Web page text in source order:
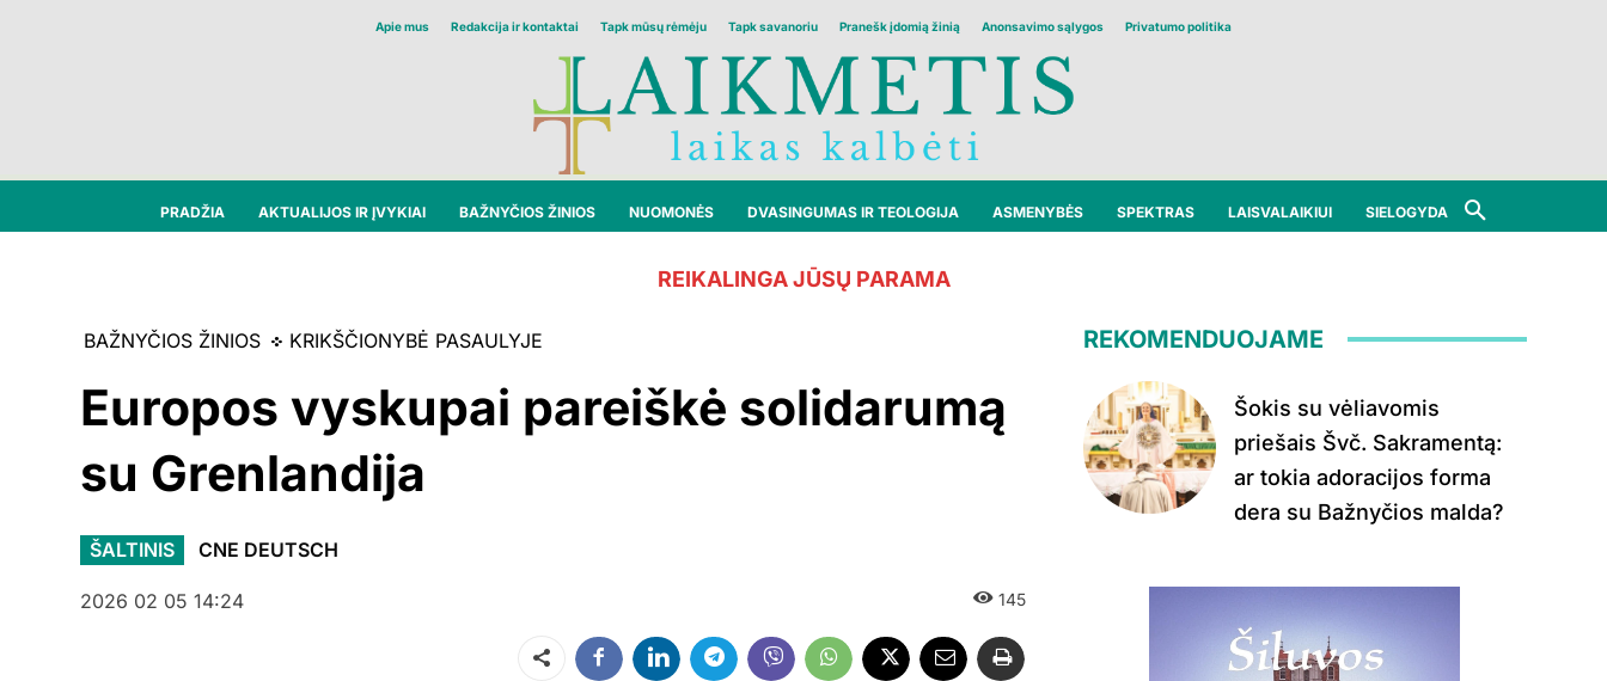
Apie mus Redakcija ir kontaktai Tapk mūsų rėmėju Tapk savanoriu Pranešk įdomią žinią Anonsavimo sąlygos Privatumo politika
PRADŽIA AKTUALIJOS IR ĮVYKIAI BAŽNYČIOS ŽINIOS NUOMONĖS DVASINGUMAS IR TEOLOGIJA ASMENYBĖS SPEKTRAS LAISVALAIKIUI SIELOGYDA
REIKALINGA JŪSŲ PARAMA
BAŽNYČIOS ŽINIOS KRIKŠČIONYBĖ PASAULYJE
Europos vyskupai pareiškė solidarumą
su Grenlandija
ŠALTINIS CNE DEUTSCH
2026 02 05 14:24 145
Dalintis
REKOMENDUOJAME
Šokis su vėliavomis
priešais Švč. Sakramentą:
ar tokia adoracijos forma
dera su Bažnyčios malda?